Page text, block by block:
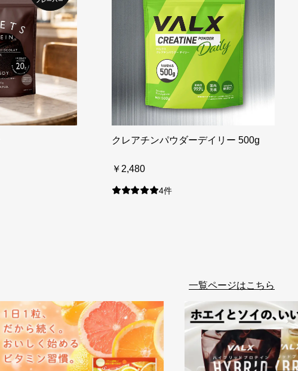
クレアチンパウダーデイリー 500g
￥2,480
4件
一覧ページはこちら